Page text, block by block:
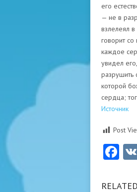
его
— не в
взлелеял
говорит
каждое
увидел
разрушить
которой
сердца;
Источник
Post